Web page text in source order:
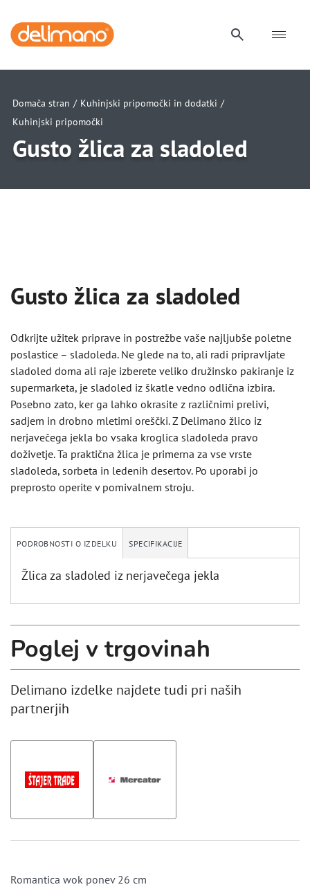
Domača stran / Kuhinjski pripomočki in dodatki /
Kuhinjski pripomočki
Gusto žlica za sladoled
Gusto žlica za sladoled
Odkrijte užitek priprave in postrežbe vaše najljubše poletne
poslastice – sladoleda. Ne glede na to, ali radi pripravljate
sladoled doma ali raje izberete veliko družinsko pakiranje iz
supermarketa, je sladoled iz škatle vedno odlična izbira.
Posebno zato, ker ga lahko okrasite z različnimi prelivi,
sadjem in drobno mletimi oreščki. Z Delimano žlico iz
nerjavečega jekla bo vsaka kroglica sladoleda pravo
doživetje. Ta praktična žlica je primerna za vse vrste
sladoleda, sorbeta in ledenih desertov. Po uporabi jo
preprosto operite v pomivalnem stroju.
PODROBNOSTI O IZDELKU SPECIFIKACIJE
Žlica za sladoled iz nerjavečega jekla
Poglej v trgovinah
Delimano izdelke najdete tudi pri naših
partnerjih
Romantica wok ponev 26 cm